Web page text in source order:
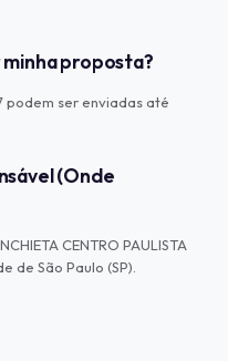
proposta?
ser enviadas até
(Onde
CENTRO PAULISTA
de São Paulo (SP).